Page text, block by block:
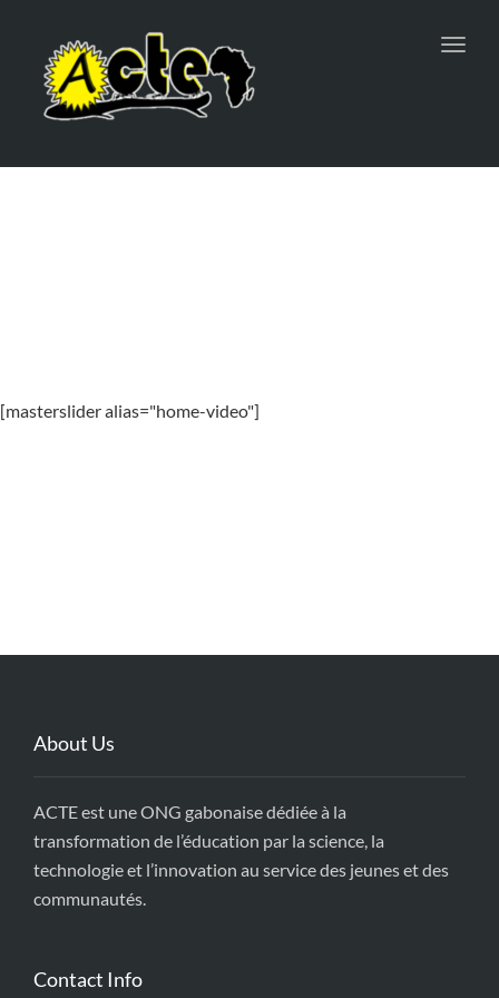
[masterslider alias="home-video"]
About Us
ACTE est une ONG gabonaise dédiée à la
transformation de l’éducation par la science, la
technologie et l’innovation au service des jeunes et des
communautés.
Contact Info